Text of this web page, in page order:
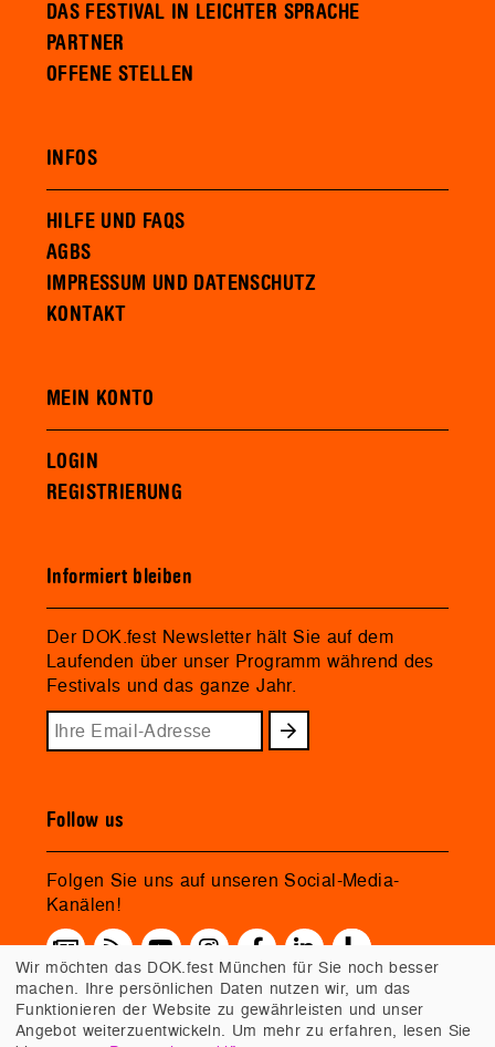
DAS FESTIVAL IN LEICHTER SPRACHE
PARTNER
OFFENE STELLEN
INFOS
HILFE UND FAQS
AGBS
IMPRESSUM UND DATENSCHUTZ
KONTAKT
MEIN KONTO
LOGIN
REGISTRIERUNG
Informiert bleiben
Der DOK.fest Newsletter hält Sie auf dem
Laufenden über unser Programm während des
Festivals und das ganze Jahr.
Follow us
Folgen Sie uns auf unseren Social-Media-
Kanälen!
Wir möchten das DOK.fest München für Sie noch besser
machen. Ihre persönlichen Daten nutzen wir, um das
Funktionieren der Website zu gewährleisten und unser
Angebot weiterzuentwickeln. Um mehr zu erfahren, lesen Sie